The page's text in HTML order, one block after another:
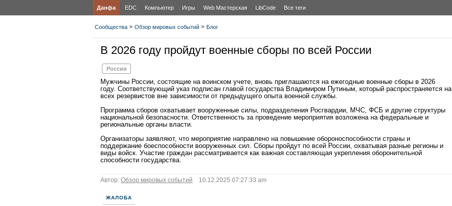
Данфа EDC Компьютер Игры Web Мастерская LibCode Все теги
Сообщества » Обзор мировых событий » Блог
В 2026 году пройдут военные сборы по всей России
Россия
Мужчины России, состоящие на воинском учете, вновь приглашаются на ежегодные военные сборы в 2026
году. Соответствующий указ подписан главой государства Владимиром Путиным, который распространяется на
всех резервистов вне зависимости от предыдущего опыта военной службы.
Программа сборов охватывает вооруженные силы, подразделения Росгвардии, МЧС, ФСБ и другие структуры
национальной безопасности. Ответственность за проведение мероприятия возложена на федеральные и
региональные органы власти.
Организаторы заявляют, что мероприятие направлено на повышение обороноспособности страны и
поддержание боеспособности вооруженных сил. Сборы пройдут по всей России, охватывая разные регионы и
виды войск. Участие граждан рассматривается как важная составляющая укрепления оборонительной
способности государства.
Автор: Обзор мировых событий 10.12.2025 07:27:33 am
ЖАЛОБА